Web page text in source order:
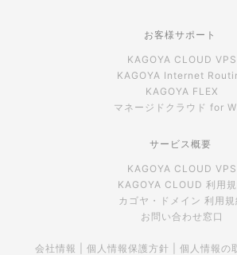
お客様サポート
KAGOYA CLOUD VPS
KAGOYA Internet
KAGOYA FLEX
マネージドクラウド for
サービス概要
KAGOYA CLOUD VPS
KAGOYA CLOUD 利用
カゴヤ・ドメイン 利用規
お問い合わせ窓口
会社情報 個人情報保護方針 個人情報の